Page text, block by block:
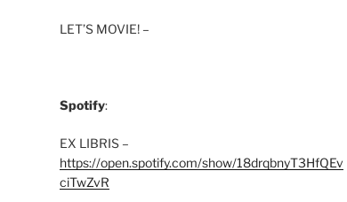
LET’S MOVIE! –
Spotify:
EX LIBRIS –
https://open.spotify.com/show/18drqbnyT3HfQEv
ciTwZvR